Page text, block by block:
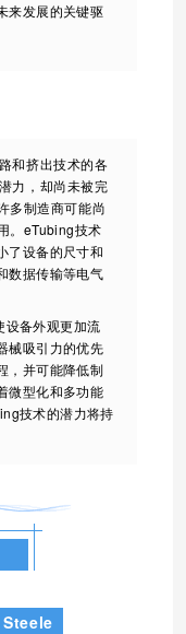
来发展的关键驱
和挤出技术的各
力，却尚未被完
多制造商可能尚
eTubing技术
了设备的尺寸和
数据传输等电气
设备外观更加流
械吸引力的优先
，并可能降低制
微型化和多功能
技术的潜力将持